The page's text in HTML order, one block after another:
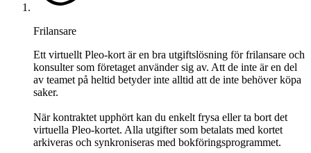
Frilansare
Ett virtuellt Pleo-kort är en bra utgiftslösning för frilansare och
konsulter som företaget använder sig av. Att de inte är en del
av teamet på heltid betyder inte alltid att de inte behöver köpa
saker.
När kontraktet upphört kan du enkelt frysa eller ta bort det
virtuella Pleo-kortet. Alla utgifter som betalats med kortet
arkiveras och synkroniseras med bokföringsprogrammet.